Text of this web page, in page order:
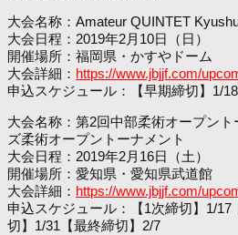
大会名称：Amateur QUINTET
大会日程：2019年2月10日（日）
開催場所：福岡県・かすやドーム
大会詳細： https://www.jbjjf.com/
申込スケジュール：【早期締切】1/
大会名称：第2回中部柔術オープン
ズ柔術オープントーナメント
大会日程：2019年2月16日（土）
開催場所：愛知県・愛知県武道館
大会詳細： https://www.jbjjf.com/
申込スケジュール：【1次締切】1/17
切】1/31【最終締切】2/7